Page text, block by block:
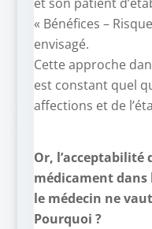
« Bénéfices –
envisagé.
Cette approche
est constant quel
affections et de
Or, l’acceptabilité
médicament
le médecin ne
Pourquoi ?